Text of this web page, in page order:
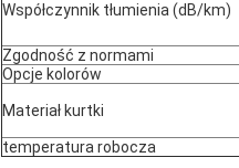
Współczynnik tłumienia (dB/km)
Zgodność z normami
Opcje kolorów
Materiał kurtki
temperatura robocza